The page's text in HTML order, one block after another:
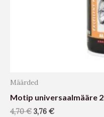
Määrded
Motip universaalmääre
4,70€ 3,76 €